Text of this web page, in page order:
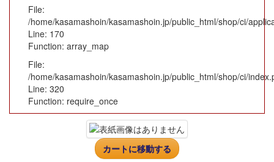
File:
/home/kasamashoin/kasamashoin.jp/public_html/shop/ci/
Line: 170
Function: array_map
File:
/home/kasamashoin/kasamashoin.jp/public_html/shop/ci/
Line: 320
Function: require_once
カートに移動する